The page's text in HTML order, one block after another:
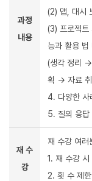
과정
내용
(2) 맵, 대시
(3) 프로젝트
능과 활용 법
(생각 정리
획 → 자료
4. 다양한 사
5. 질의 응답
재 수
강
재 수강 여러
1. 재 수강
2. 횟 수 제